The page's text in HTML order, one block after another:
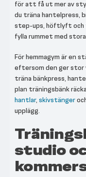
för att få ut mer av
du träna hantelpress,
step-ups, höftlyft och
fylla rummet med
För hemmagym är en
eftersom den ger stor
träna bänkpress,
plan träningsbänk
hantlar, skivstänger
upplägg.
studio